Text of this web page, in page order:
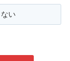
い